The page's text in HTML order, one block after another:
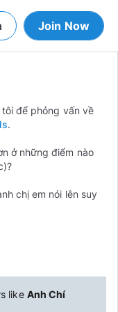
Join Now
để phỏng vấn về
.
ở những điểm nào
chị em nói lên suy
like Anh Chí